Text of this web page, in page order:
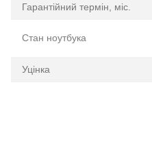
Гарантійний термін, міс.
Стан ноутбука
Уцінка